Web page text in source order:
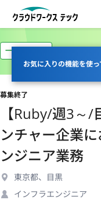
お気に入りの機能を使
一部リモート
募集終了
【Ruby/週3～
ンチャー企業
ンジニア業務
東京都、目黒
インフラエンジニア